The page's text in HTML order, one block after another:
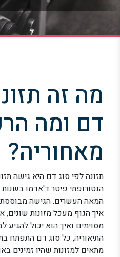
מה זה
דם ומה
מאחוריה?
תזונה לפי סוג דם היא גישה
הנטורופתי פיטר ד'אדמו
המאה העשרים. הגישה
איך הגוף מעכל מזונות שונים,
מסוימים ואיך הוא יכול להגיע
התיאוריה, כל סוג דם התפתח
מתאים למזונות שהיו זמינים